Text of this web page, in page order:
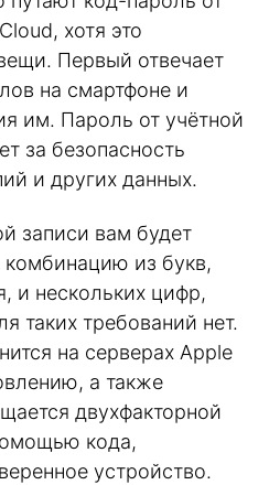
хотя это
Первый отвечает
на смартфоне и
им. Пароль от учётной
за безопасность
и других данных.
записи вам будет
из букв,
и нескольких цифр,
таких требований нет.
на серверах Apple
а также
двухфакторной
кода,
устройство.